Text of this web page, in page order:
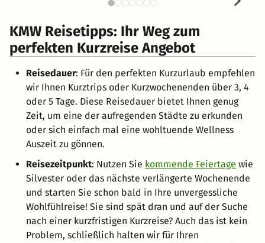
KMW Reisetipps: Ihr Weg zum
perfekten Kurzreise Angebot
Reisedauer: Für den perfekten Kurzurlaub empfehlen
wir Ihnen Kurztrips oder Kurzwochenenden über 3, 4
oder 5 Tage. Diese Reisedauer bietet Ihnen genug
Zeit, um eine der aufregenden Städte zu erkunden
oder sich einfach mal eine wohltuende Wellness
Auszeit zu gönnen.
Reisezeitpunkt: Nutzen Sie kommende Feiertage wie
Silvester oder das nächste verlängerte Wochenende
und starten Sie schon bald in Ihre unvergessliche
Wohlfühlreise! Sie sind spät dran und auf der Suche
nach einer kurzfristigen Kurzreise? Auch das ist kein
Problem, schließlich halten wir für Ihren